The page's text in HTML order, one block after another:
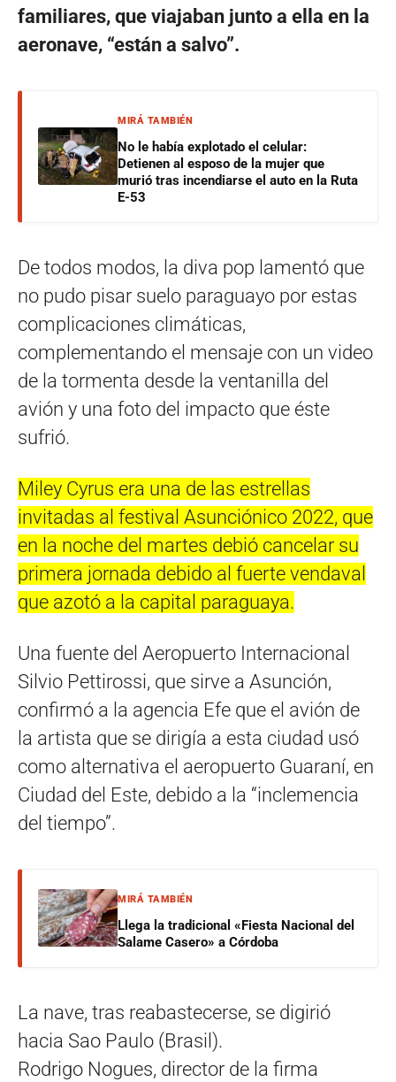
familiares, que viajaban junto a ella en la
aeronave, “están a salvo”.
MIRÁ TAMBIÉN
No le había explotado el celular:
Detienen al esposo de la mujer que
murió tras incendiarse el auto en la Ruta
E-53
De todos modos, la diva pop lamentó que
no pudo pisar suelo paraguayo por estas
complicaciones climáticas,
complementando el mensaje con un video
de la tormenta desde la ventanilla del
avión y una foto del impacto que éste
sufrió.
Miley Cyrus era una de las estrellas
invitadas al festival Asunciónico 2022, que
en la noche del martes debió cancelar su
primera jornada debido al fuerte vendaval
que azotó a la capital paraguaya.
Una fuente del Aeropuerto Internacional
Silvio Pettirossi, que sirve a Asunción,
confirmó a la agencia Efe que el avión de
la artista que se dirigía a esta ciudad usó
como alternativa el aeropuerto Guaraní, en
Ciudad del Este, debido a la “inclemencia
del tiempo”.
MIRÁ TAMBIÉN
Llega la tradicional «Fiesta Nacional del
Salame Casero» a Córdoba
La nave, tras reabastecerse, se digirió
hacia Sao Paulo (Brasil).
Rodrigo Nogues, director de la firma